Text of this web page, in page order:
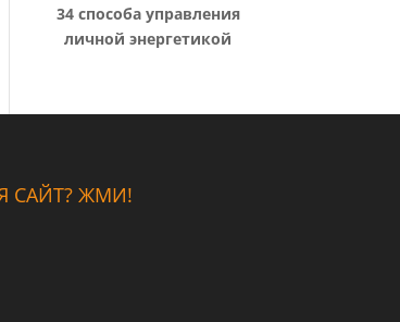
34 способа управления
личной энергетикой
САЙТ? ЖМИ!